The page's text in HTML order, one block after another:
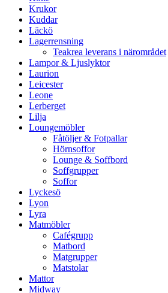
Krukor
Kuddar
Läckö
Lagerrensning
Teakrea leverans i närområdet
Lampor & Ljuslyktor
Laurion
Leicester
Leone
Lerberget
Lilja
Loungemöbler
Fåtöljer & Fotpallar
Hörnsoffor
Lounge & Soffbord
Soffgrupper
Soffor
Lyckesö
Lyon
Lyra
Matmöbler
Cafégrupp
Matbord
Matgrupper
Matstolar
Mattor
Midway